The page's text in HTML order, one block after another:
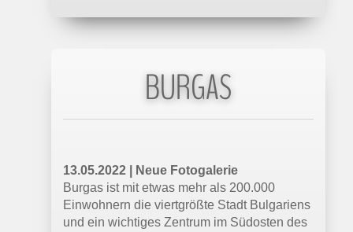
spannende Neuheit: Der 8K-Fernseher soll
faz.net
Schon um 1900 gingen die Menschen
Feiersinger entdeckt den Realismus des
Stereoskops im Ritual.
BURGAS
13.05.2022 | Neue Fotogalerie
Burgas ist mit etwas mehr als 200.000
Einwohnern die viertgrößte Stadt Bulgariens
und ein wichtiges Zentrum im Südosten des